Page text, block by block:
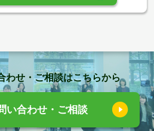
わせ・ご相談はこちらから
い合わせ・ご相談